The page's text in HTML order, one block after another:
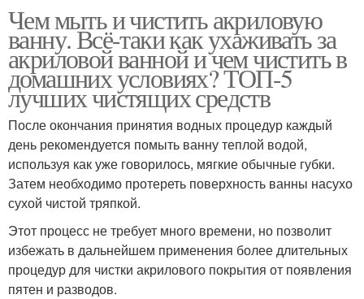
Чем мыть и чистить акриловую
ванну. Всё-таки как ухаживать за
акриловой ванной и чем чистить в
домашних условиях? ТОП-5
лучших чистящих средств
После окончания принятия водных процедур каждый
день рекомендуется помыть ванну теплой водой,
используя как уже говорилось, мягкие обычные губки.
Затем необходимо протереть поверхность ванны насухо
сухой чистой тряпкой.
Этот процесс не требует много времени, но позволит
избежать в дальнейшем применения более длительных
процедур для чистки акрилового покрытия от появления
пятен и разводов.